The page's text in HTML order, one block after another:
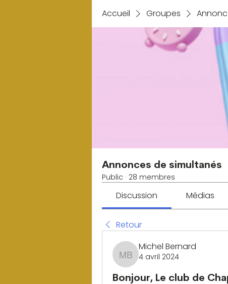
Accueil Groupes
Annonces de simultanés
Public · 28 membres
Discussion Médias
Retour
Michel Bernard
Michel Bernard
4 avril 2024
Bonjour, Le club de